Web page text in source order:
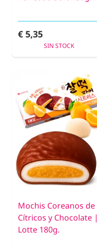
€ 5,35
SIN STOCK
Mochis Coreanos de
Cítricos y Chocolate |
Lotte 180g.